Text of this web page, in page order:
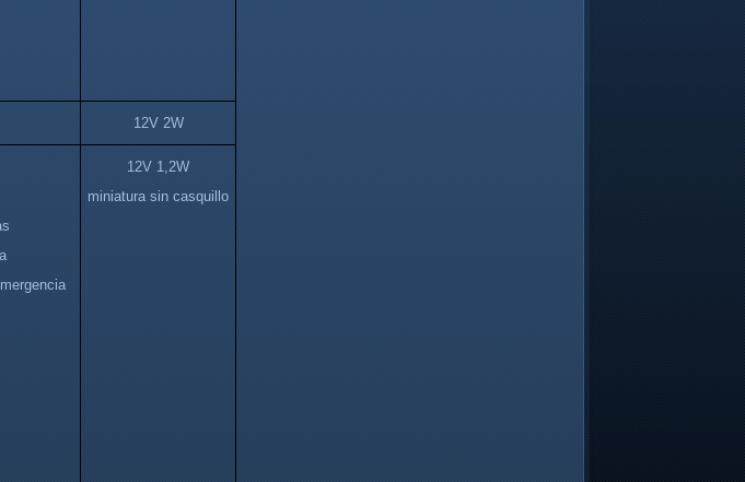
12V 2W
12V 1,2W
miniatura sin casquillo